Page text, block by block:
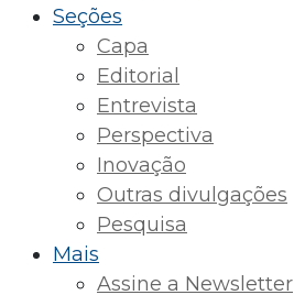
Seções
Capa
Editorial
Entrevista
Perspectiva
Inovação
Outras divulgações
Pesquisa
Mais
Assine a Newsletter